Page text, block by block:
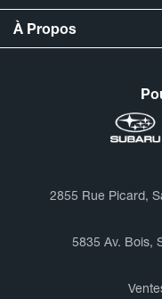
2855 Rue Picard,
5835 Av. Bois,
À Propos